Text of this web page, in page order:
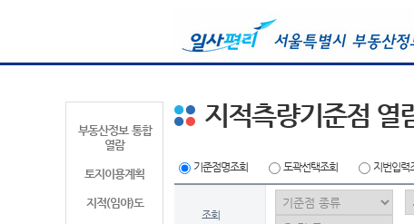
부동산정보 통합
열람
토지이용계획
지적(임야)도
지적측량기준점 열
기준점명조회 도곽선택조회 지번입력
조회